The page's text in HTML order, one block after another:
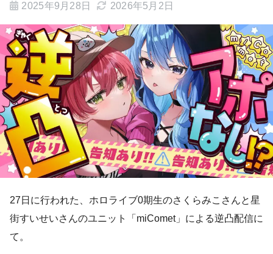
2025年9月28日 2026年5月2日
27日に行われた、ホロライブ0期生のさくらみこさんと星
街すいせいさんのユニット「miComet」による逆凸配信に
て。